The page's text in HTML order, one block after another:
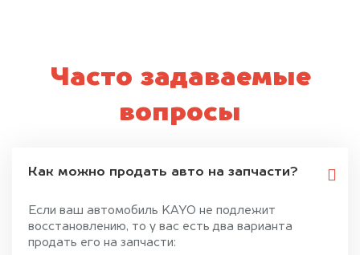
Часто задаваемые
вопросы
Как можно продать авто на запчасти?
Если ваш автомобиль KAYO не подлежит
восстановлению, то у вас есть два варианта
продать его на запчасти: